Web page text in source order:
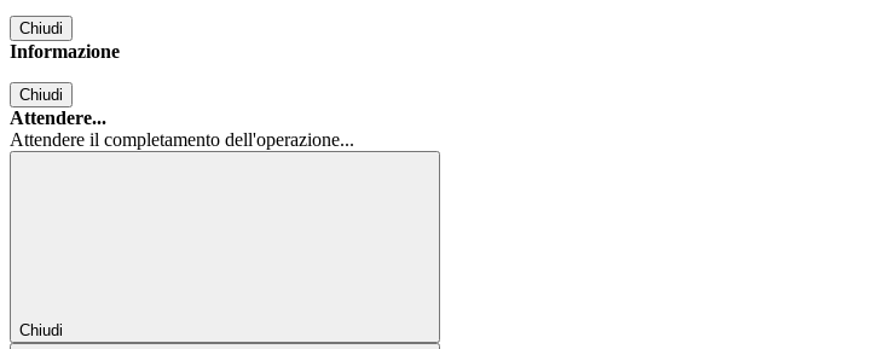
Chiudi
Informazione
Chiudi
Attendere...
Attendere il completamento dell'operazione...
Chiudi